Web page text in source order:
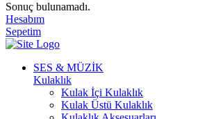
Sonuç bulunamadı.
Hesabım
Sepetim
SES & MÜZİK
Kulaklık
Kulak İçi Kulaklık
Kulak Üstü Kulaklık